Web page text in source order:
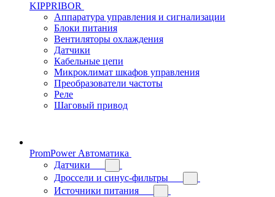
KIPPRIBOR
Аппаратура управления и сигнализации
Блоки питания
Вентиляторы охлаждения
Датчики
Кабельные цепи
Микроклимат шкафов управления
Преобразователи частоты
Реле
Шаговый привод
PromPower Автоматика
Датчики
Дроссели и синус-фильтры
Источники питания